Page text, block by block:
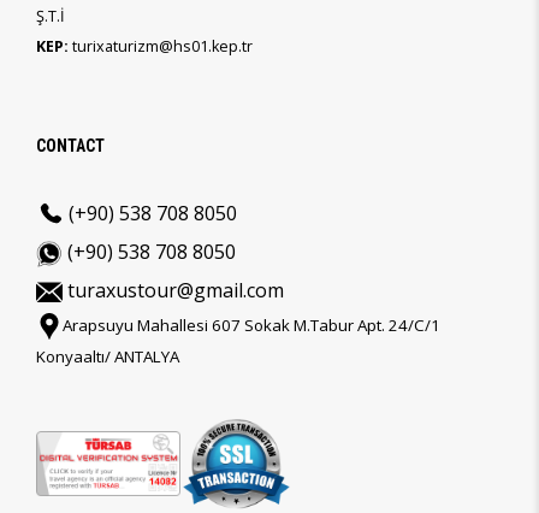
Ş.T.İ
KEP: turixaturizm@hs01.kep.tr
CONTACT
(+90) 538 708 8050
(+90) 538 708 8050
turaxustour@gmail.com
Arapsuyu Mahallesi 607 Sokak M.Tabur Apt. 24/C/1
Konyaaltı/ ANTALYA